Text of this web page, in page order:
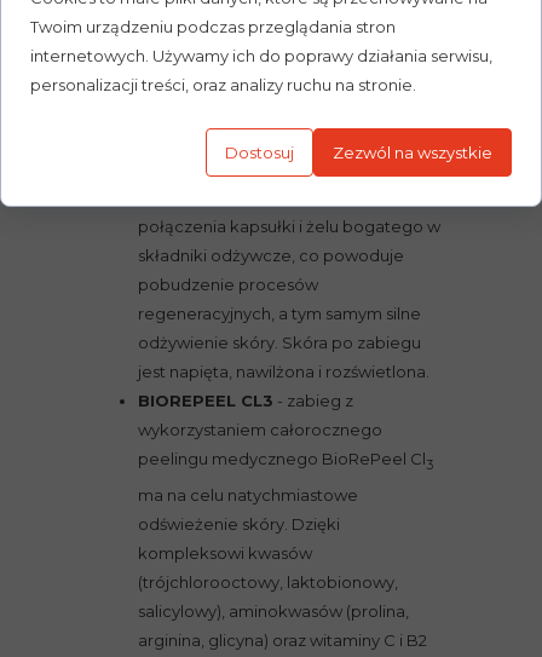
mechanizmy organizmu, które
prowadzą do odnowy i głębokiej
regeneracji skóry. Złuszczając
idealne środowisko do wchłaniania się
niezbędnych składników odżywczych.
połączenia kapsułki i żelu bogatego w
składniki odżywcze, co powoduje
pobudzenie procesów
regeneracyjnych, a tym samym silne
odżywienie skóry. Skóra po zabiegu
jest napięta, nawilżona i rozświetlona.
BIOREPEEL CL3 - zabieg z
wykorzystaniem całorocznego
peelingu medycznego BioRePeel Cl3
ma na celu natychmiastowe
odświeżenie skóry. Dzięki
kompleksowi kwasów
(trójchlorooctowy, laktobionowy,
salicylowy), aminokwasów (prolina,
arginina, glicyna) oraz witaminy C i B2
Twoim urządzeniu podczas przeglądania stron
internetowych. Używamy ich do poprawy działania serwisu,
personalizacji treści, oraz analizy ruchu na stronie.
Dostosuj Zezwól na wszystkie